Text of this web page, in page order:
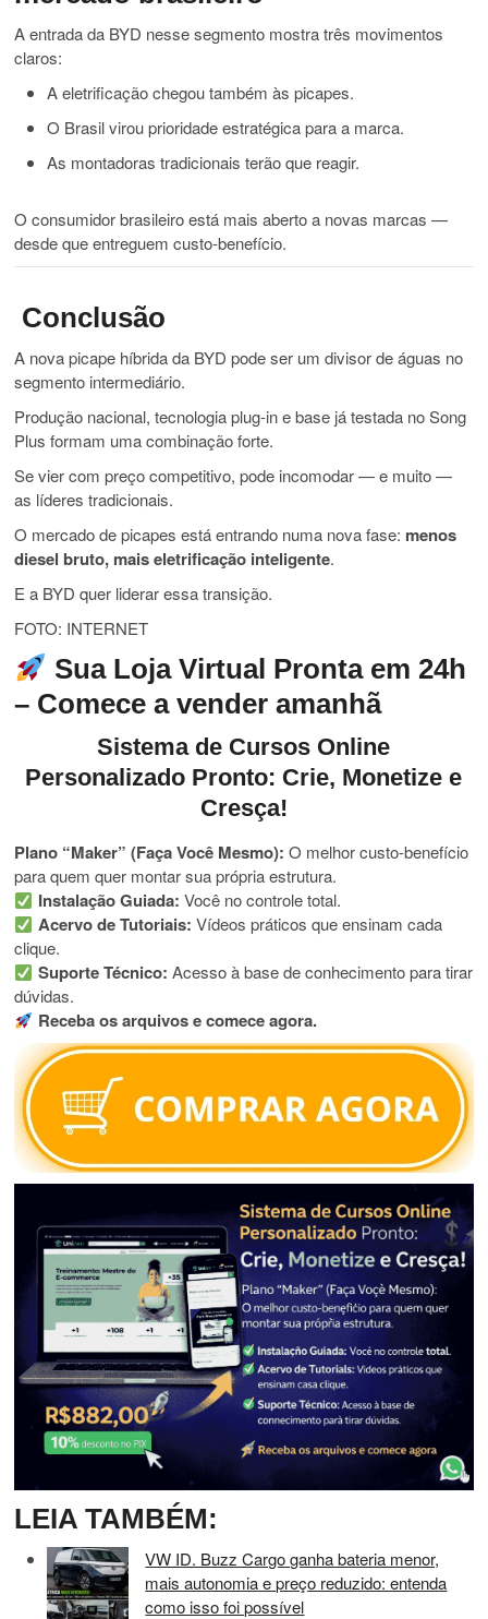
A entrada da BYD nesse segmento mostra três movimentos
claros:
A eletrificação chegou também às picapes.
O Brasil virou prioridade estratégica para a marca.
As montadoras tradicionais terão que reagir.
O consumidor brasileiro está mais aberto a novas marcas —
desde que entreguem custo-benefício.
Conclusão
A nova picape híbrida da BYD pode ser um divisor de águas no
segmento intermediário.
Produção nacional, tecnologia plug-in e base já testada no Song
Plus formam uma combinação forte.
Se vier com preço competitivo, pode incomodar — e muito —
as líderes tradicionais.
O mercado de picapes está entrando numa nova fase: menos
diesel bruto, mais eletrificação inteligente.
E a BYD quer liderar essa transição.
FOTO: INTERNET
Sua Loja Virtual Pronta em 24h
– Comece a vender amanhã
Sistema de Cursos Online
Personalizado Pronto: Crie, Monetize e
Cresça!
Plano “Maker” (Faça Você Mesmo): O melhor custo-benefício
para quem quer montar sua própria estrutura.
Instalação Guiada: Você no controle total.
Acervo de Tutoriais: Vídeos práticos que ensinam cada
clique.
Suporte Técnico: Acesso à base de conhecimento para tirar
dúvidas.
Receba os arquivos e comece agora.
LEIA TAMBÉM:
VW ID. Buzz Cargo ganha bateria menor,
mais autonomia e preço reduzido: entenda
como isso foi possível